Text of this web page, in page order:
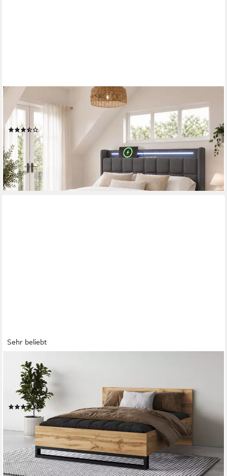
FLIEKS
Polsterbett, LED-Beleuchtung Doppelbett 160x200cm mit
Ladefunktion und 4 Schubladen
(252)
ab 275,99 €
-62%
lieferbar - in 6-7 Werktagen bei dir
Sehr beliebt
HOME AFFAIRE
Bettgestell Bronne, Topeseller, Industrial Design (In den Breiten
140cm, 160cm und 180cm), Stauraumbett in drei Breiten, stabil
mit Kufen in Metalloptik
(101)
ab 259,99 € UVP452,99 €
-43%
lieferbar - in 9-11 Werktagen bei dir